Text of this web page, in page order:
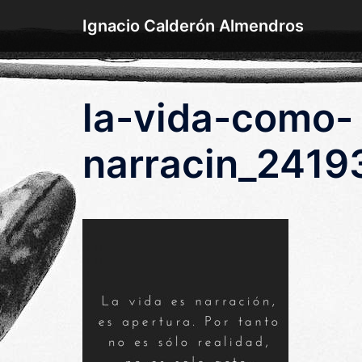
al
contenido
Ignacio Calderón Almendros
la-vida-como-